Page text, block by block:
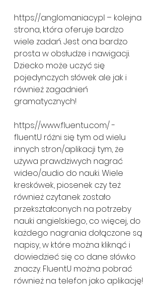
https://anglomaniacy.pl – kolejna
strona, która oferuje bardzo
wiele zadań. Jest ona bardzo
prosta w obsłudze i nawigacji.
Dziecko może uczyć się
pojedynczych słówek ale jak i
również zagadnień
gramatycznych!
https://www.fluentu.com/ -
fluentU różni się tym od wielu
innych stron/aplikacji tym, że
używa prawdziwych nagrać
wideo/audio do nauki. Wiele
kreskówek, piosenek czy też
również czytanek zostało
przekształconych na potrzeby
nauki angielskiego, co więcej, do
każdego nagrania dołączone są
napisy, w które można kliknąć i
dowiedzieć się co dane słówko
znaczy. FluentU można pobrać
również na telefon jako aplikację!